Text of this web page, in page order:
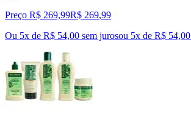
Preço R$ 269,99R$ 269,99
Ou 5x de R$ 54,00 sem jurosou 5x de R$ 54,00